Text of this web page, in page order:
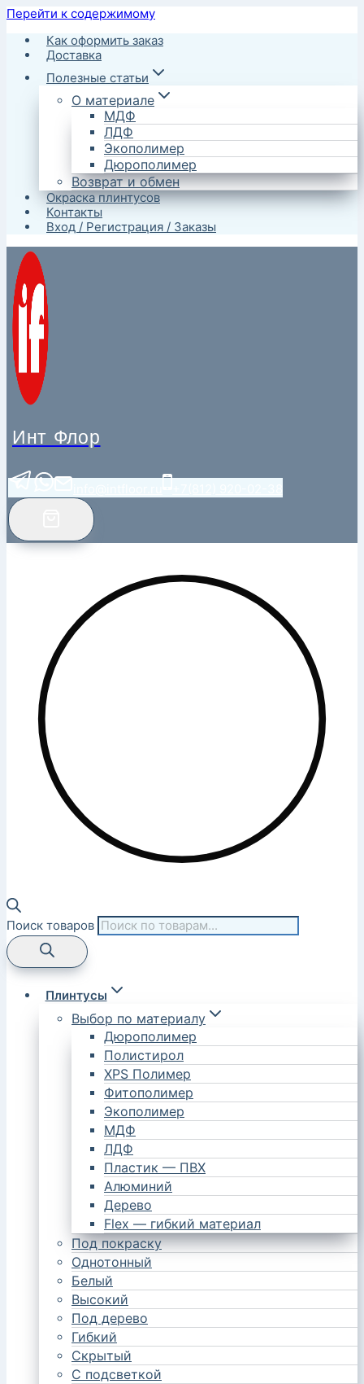
Перейти к содержимому
Как оформить заказ
Доставка
Полезные статьи
О материале
МДФ
ЛДФ
Экополимер
Дюрополимер
Возврат и обмен
Окраска плинтусов
Контакты
Вход / Регистрация / Заказы
Инт Флор
Поиск товаров
Плинтусы
Выбор по материалу
Дюрополимер
Полистирол
XPS Полимер
Фитополимер
Экополимер
МДФ
ЛДФ
Пластик — ПВХ
Алюминий
Дерево
Flex — гибкий материал
Под покраску
Однотонный
Белый
Высокий
Под дерево
Гибкий
Скрытый
С подсветкой